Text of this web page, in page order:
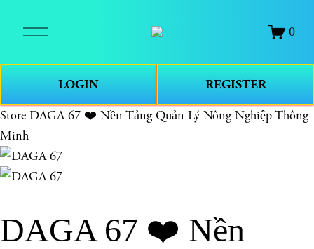
O
e
e
n
0
LOGIN REGISTER
Store DAGA 67 ❤️ Nền Tảng Quản Lý Nông Nghiệp Thông
Minh
DAGA 67 ❤️ Nền